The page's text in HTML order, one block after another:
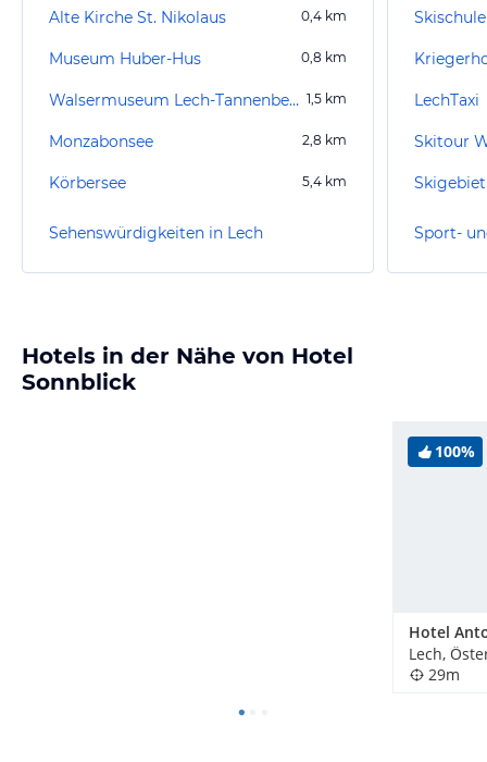
Alte Kirche St. Nikolaus 0,4 km
Museum Huber-Hus 0,8 km
Walsermuseum Lech-Tannenberg 1,5 km
Monzabonsee 2,8 km
Körbersee 5,4 km
Sehenswürdigkeiten in Lech
LechTaxi
Skitour
Sport-
Hotels in der Nähe von Hotel
Sonnblick
100%
Hotel
Lech,
29m